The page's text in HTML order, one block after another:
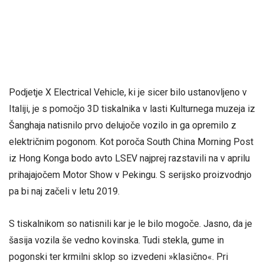
Podjetje X Electrical Vehicle, ki je sicer bilo ustanovljeno v
Italiji, je s pomočjo 3D tiskalnika v lasti Kulturnega muzeja iz
Šanghaja natisnilo prvo delujoče vozilo in ga opremilo z
električnim pogonom. Kot poroča South China Morning Post
iz Hong Konga bodo avto LSEV najprej razstavili na v aprilu
prihajajočem Motor Show v Pekingu. S serijsko proizvodnjo
pa bi naj začeli v letu 2019.
S tiskalnikom so natisnili kar je le bilo mogoče. Jasno, da je
šasija vozila še vedno kovinska. Tudi stekla, gume in
pogonski ter krmilni sklop so izvedeni »klasično«. Pri